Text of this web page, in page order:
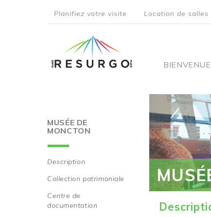
menu
Planifiez votre visite Location de salles
Main
BIENVENUE
MUSÉE DE
MONCTON
Main
navigation
Description
Collection patrimoniale
Centre de
documentation